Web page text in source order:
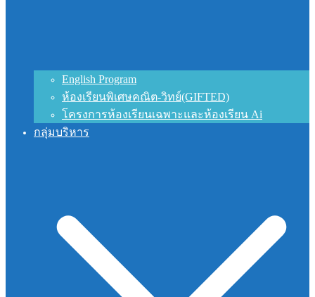
English Program
ห้องเรียนพิเศษคณิต-วิทย์(GIFTED)
โครงการห้องเรียนเฉพาะและห้องเรียน Ai
กลุ่มบริหาร